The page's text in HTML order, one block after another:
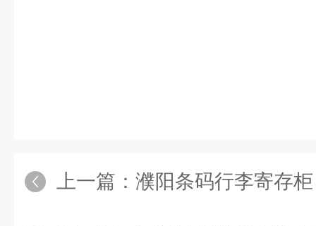
上一篇： 濮阳条码行李寄存柜